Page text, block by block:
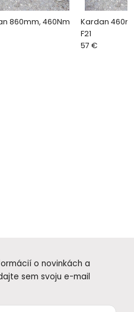
860mm, 460Nm
Kardan
F21
57 €
o novinkách a
sem svoju e-mail